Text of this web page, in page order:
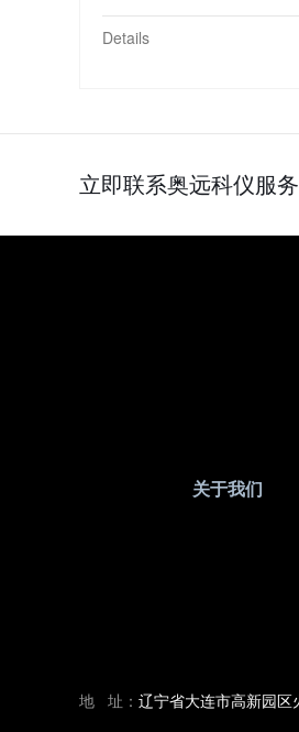
Details
立即联系奥远科仪服
关于我们
地 址： 辽宁省大连市高新园区